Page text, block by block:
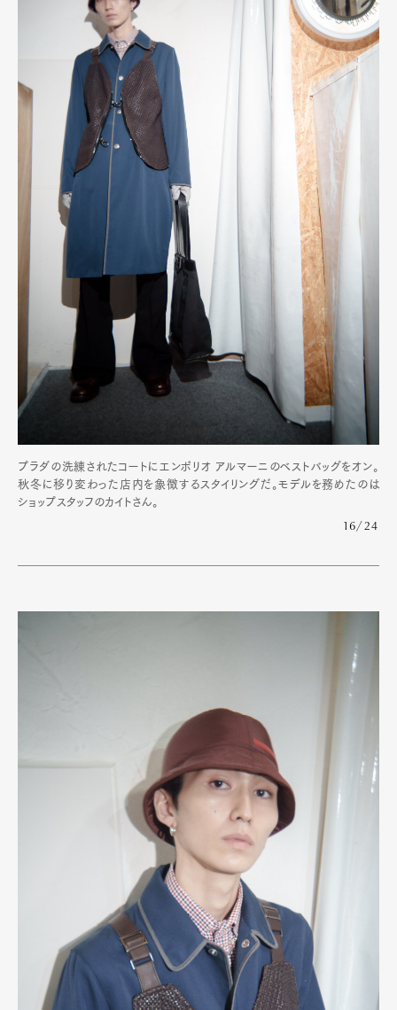
プラダの洗練されたコートにエンポリオ アルマーニのベストバッグをオン。
秋冬に移り変わった店内を象徴するスタイリングだ。モデルを務めたのは
ショップスタッフのカイトさん。
16/24